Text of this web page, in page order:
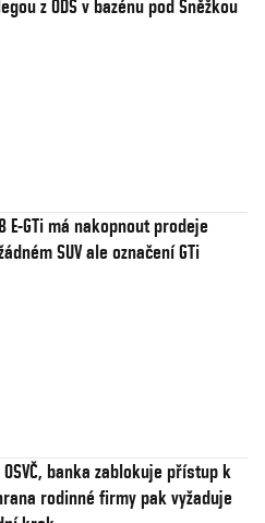
z ODS v bazénu pod Sněžkou
E-GTi má nakopnout prodeje
SUV ale označení GTi
banka zablokuje přístup k
rodinné firmy pak vyžaduje